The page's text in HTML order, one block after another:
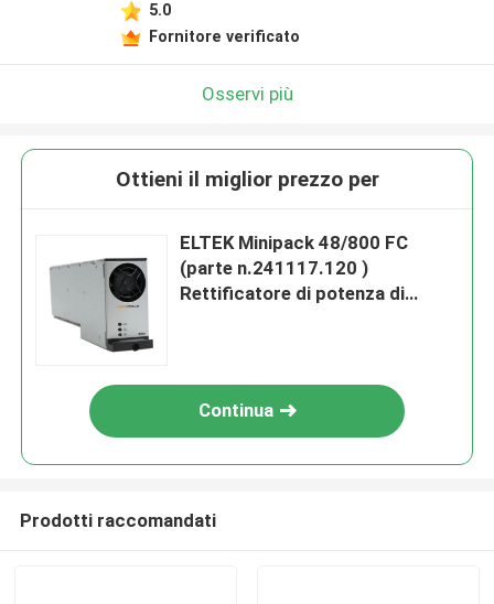
5.0
Fornitore verificato
Osservi più
Ottieni il miglior prezzo per
ELTEK Minipack 48/800 FC
(parte n.241117.120 )
Rettificatore di potenza di
Continua
Prodotti raccomandati